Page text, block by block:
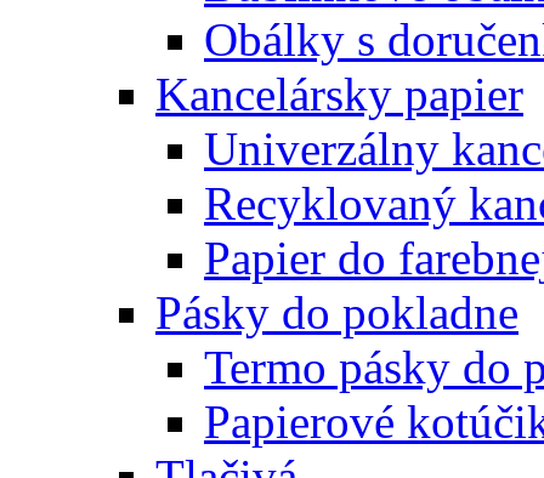
Obálky s
Kancelársky papier
Univerzálny
Recyklovaný
Papier do
Pásky do pokladne
Termo pásky do
Papierové